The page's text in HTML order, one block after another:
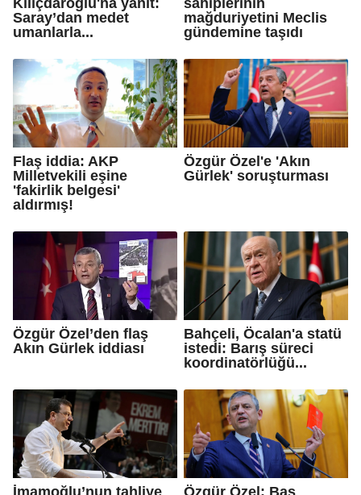
Saray’dan medet
umanlarla...
mağduriyetini Meclis
gündemine taşıdı
Flaş iddia: AKP
Milletvekili eşine
'fakirlik belgesi'
aldırmış!
Özgür Özel'e 'Akın
Gürlek' soruşturması
Özgür Özel’den flaş
Akın Gürlek iddiası
Bahçeli, Öcalan'a statü
istedi: Barış süreci
koordinatörlüğü...
İmamoğlu’nun tahliye Özgür Özel: Baş